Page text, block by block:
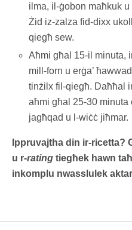
ilma, il-ġobon maħkuk u
Żid iz-zalza fid-dixx
qiegħ sew.
Aħmi għal 15-il minuta,
mill-forn u erġa’
tinżilx fil-qiegħ. Daħħal
aħmi għal 25-30 minuta
jagħqad u l-wiċċ jiħmar.
Ippruvajtha din ir-ricetta?
u r-rating tiegħek hawn
inkomplu nwasslulek